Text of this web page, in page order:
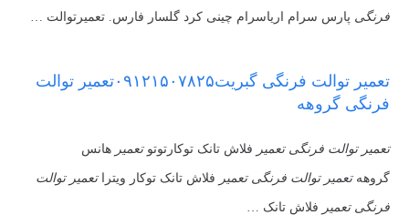
فرنگی پارس سرام اریاسرام چینی کرد گلسار فارس. تعمیرتوالت …
تعمیر توالت فرنگی گبریت۰۹۱۲۱۵۰۷۸۲۵تعمیر توالت
فرنگی گروهه
تعمیر توالت فرنگی تعمیر فلاش تانک توکارتوتوتعمیر هانس
گروههتعمیر توالت فرنگی تعمیر فلاش تانک توکار ویتراتعمیر توالت
فرنگی تعمیر فلاش تانک …